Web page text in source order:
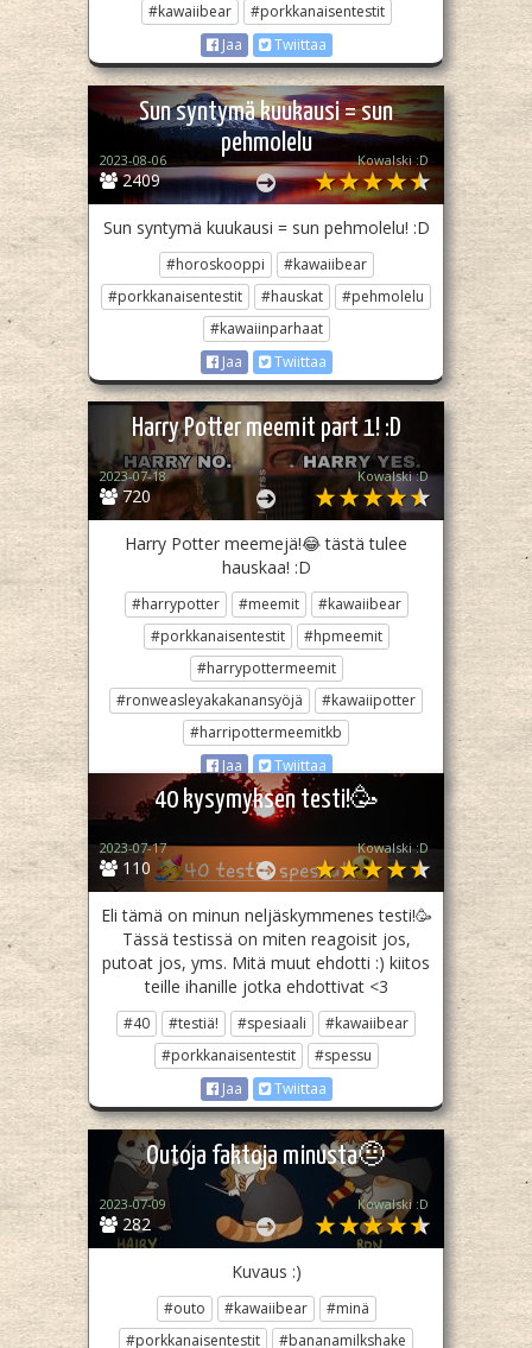
#kawaiibear
#porkkanaisentestit
Jaa
Twiittaa
Sun syntymä kuukausi = sun
pehmolelu
2409
2023-08-06 Kowalski :D
Sun syntymä kuukausi = sun pehmolelu! :D
#horoskooppi
#kawaiibear
#porkkanaisentestit
#hauskat
#pehmolelu
#kawaiinparhaat
Jaa
Twiittaa
Harry Potter meemit part 1! :D
720
2023-07-18 Kowalski :D
Harry Potter meemejä!😂 tästä tulee
hauskaa! :D
#harrypotter #meemit
#kawaiibear
#porkkanaisentestit
#hpmeemit
#harrypottermeemit
#ronweasleyakakanansyöjä
#kawaiipotter
#harripottermeemitkb
Jaa
Twiittaa
40 kysymyksen testi!🥳
110
2023-07-17 Kowalski :D
Eli tämä on minun neljäskymmenes testi!🥳
Tässä testissä on miten reagoisit jos,
putoat jos, yms. Mitä muut ehdotti :) kiitos
teille ihanille jotka ehdottivat <3
#40 #testiä! #spesiaali
#kawaiibear
#porkkanaisentestit
#spessu
Jaa
Twiittaa
Outoja faktoja minusta🤨
282
2023-07-09 Kowalski :D
Kuvaus :)
#outo #kawaiibear
#minä
#porkkanaisentestit
#bananamilkshake